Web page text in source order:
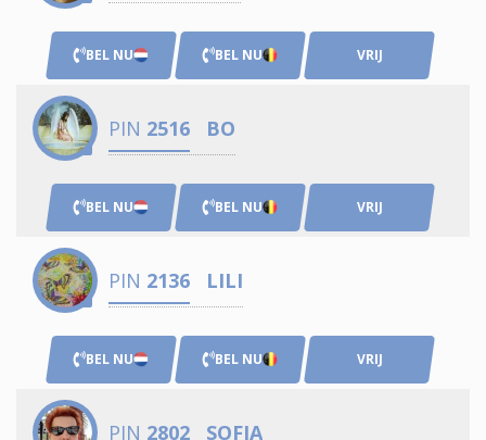
BEL NU BEL NU VRIJ
PIN 2516 BO
BEL NU BEL NU VRIJ
PIN 2136 LILI
BEL NU BEL NU VRIJ
PIN 2802 SOFIA